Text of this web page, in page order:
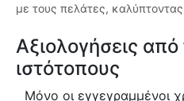
με τους πελάτες,
Αξιολογήσεις
ιστότοπους
Μόνο οι εγγεγραμμένοι